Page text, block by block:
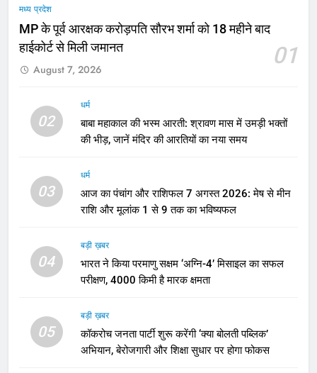
मध्य प्रदेश
MP के पूर्व आरक्षक करोड़पति सौरभ शर्मा को 18 महीने बाद
हाईकोर्ट से मिली जमानत
01
August 7, 2026
02
धर्म
बाबा महाकाल की भस्म आरती: श्रावण मास में उमड़ी भक्तों
की भीड़, जानें मंदिर की आरतियों का नया समय
03
धर्म
आज का पंचांग और राशिफल 7 अगस्त 2026: मेष से मीन
राशि और मूलांक 1 से 9 तक का भविष्यफल
04
बड़ी ख़बर
भारत ने किया परमाणु सक्षम ‘अग्नि-4’ मिसाइल का सफल
परीक्षण, 4000 किमी है मारक क्षमता
05
बड़ी ख़बर
कॉकरोच जनता पार्टी शुरू करेंगी ‘क्या बोलती पब्लिक’
अभियान, बेरोजगारी और शिक्षा सुधार पर होगा फोकस